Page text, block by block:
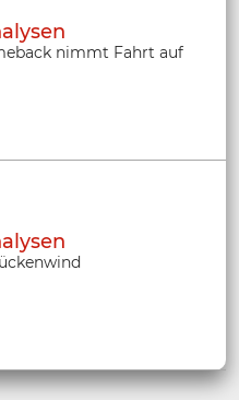
nimmt Fahrt auf